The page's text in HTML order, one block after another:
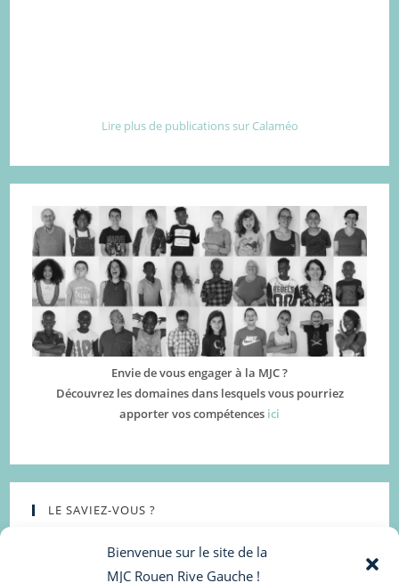
Bienvenue sur le site de la
MJC Rouen Rive Gauche !
Lire plus de publications sur Calaméo
Envie de vous engager à la MJC ?
Découvrez les domaines dans lesquels vous pourriez
apporter vos compétences ici
LE SAVIEZ-VOUS ?